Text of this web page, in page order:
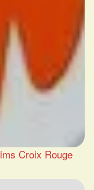
Croix Rouge